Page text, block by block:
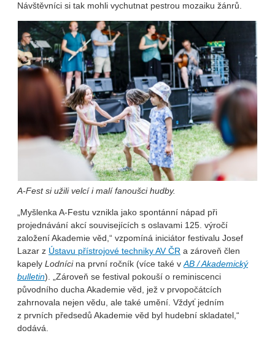
Návštěvníci si tak mohli vychutnat pestrou mozaiku žánrů.
A-Fest si užili velcí i malí fanoušci hudby.
„Myšlenka A-Festu vznikla jako spontánní nápad při
projednávání akcí souvisejících s oslavami 125. výročí
založení Akademie věd,“ vzpomíná iniciátor festivalu Josef
Lazar z Ústavu přístrojové techniky AV ČR a zároveň člen
kapely Lodnícina první ročník (více také v AB / Akademický
bulletin). „Zároveň se festival pokouší o reminiscenci
původního ducha Akademie věd, jež v prvopočátcích
zahrnovala nejen vědu, ale také umění. Vždyť jedním
z prvních předsedů Akademie věd byl hudební skladatel,“
dodává.